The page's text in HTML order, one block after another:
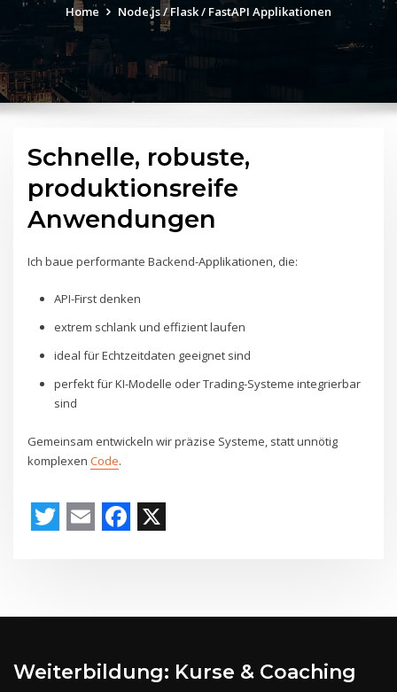
Home Node.js / Flask / FastAPI Applikationen
Schnelle, robuste,
produktionsreife
Anwendungen
Ich baue performante Backend-Applikationen, die:
API-First denken
extrem schlank und effizient laufen
ideal für Echtzeitdaten geeignet sind
perfekt für KI-Modelle oder Trading-Systeme integrierbar
sind
Gemeinsam entwickeln wir präzise Systeme, statt unnötig
komplexenCode.
Weiterbildung: Kurse & Coaching